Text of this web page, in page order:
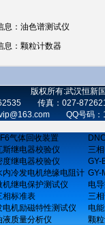
息：油色谱测试仪
息：颗粒计数器
版权所有:武汉恒新
传真：027-
QQ号码
气体回收装置
斯继电器校验仪
三
度继电器校验仪
GY-
内冷发电机绝缘电阻计 GY-
机继电保护测试仪
电
相标准表
三
电机励磁特性测试仪
电
液质量分析仪
颗